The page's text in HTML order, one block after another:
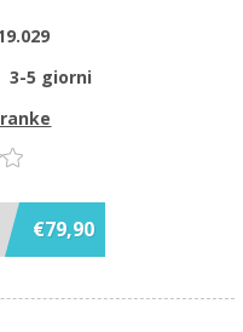
3-5 giorni
€79,90